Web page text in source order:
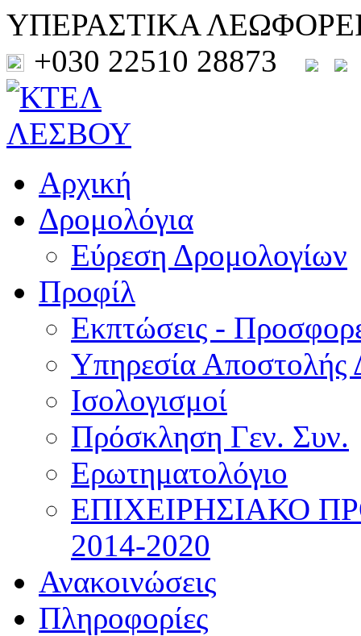
ΥΠΕΡΑΣΤΙΚΑ
+030 22510 28873
Αρχική
Δρομολόγια
Εύρεση Δρομολογίων
Προφίλ
Εκπτώσεις -
Υπηρεσία Αποστολής
Ισολογισμοί
Πρόσκληση Γεν. Συν.
Ερωτηματολόγιο
ΕΠΙΧΕΙΡΗΣΙΑΚΟ
2014-2020
Ανακοινώσεις
Πληροφορίες